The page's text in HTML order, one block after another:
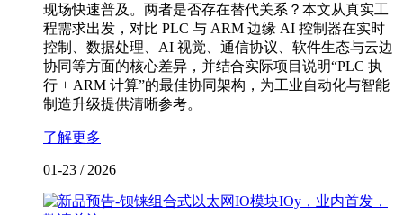
现场快速普及。两者是否存在替代关系？本文从真实工
程需求出发，对比 PLC 与 ARM 边缘 AI 控制器在实时
控制、数据处理、AI 视觉、通信协议、软件生态与云边
协同等方面的核心差异，并结合实际项目说明“PLC 执
行 + ARM 计算”的最佳协同架构，为工业自动化与智能
制造升级提供清晰参考。
了解更多
01-23 / 2026